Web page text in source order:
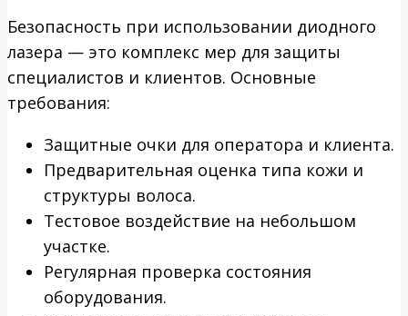
Безопасность при использовании диодного
лазера — это комплекс мер для защиты
специалистов и клиентов. Основные
требования:
Защитные очки для оператора и клиента.
Предварительная оценка типа кожи и
структуры волоса.
Тестовое воздействие на небольшом
участке.
Регулярная проверка состояния
оборудования.